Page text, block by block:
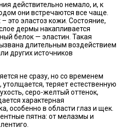
действительно немало, и, к
они встречаются все чаще.
это эластоз кожи. Состояние,
дермы накапливается
белок — эластин. Такая
длительным воздействием
других источников
не сразу, но со временем
утолщается, теряет естественную
серо-желтый оттенок,
характерная
особенно в области глаз и щек.
пятна: от мелазмы и